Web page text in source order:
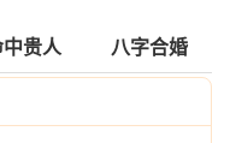
中贵人 八字合婚